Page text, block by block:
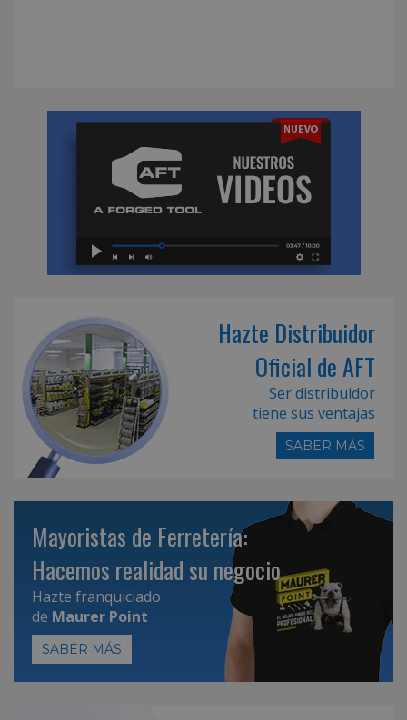
Hazte Distribuidor
Oficial de AFT
Ser distribuidor
tiene sus ventajas
SABER MÁS
Mayoristas de Ferretería:
Hacemos realidad su negocio
Hazte franquiciado
de Maurer Point
SABER MÁS